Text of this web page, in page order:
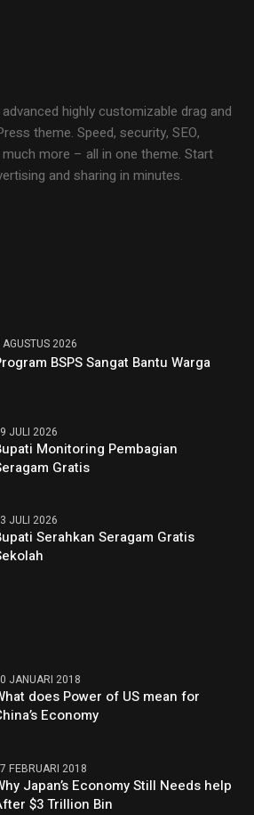
highly customizable drag and
theme. Speed, security, SEO,
more – all in one theme. Start
and sharing in minutes.
AGUSTUS 2026
BSPS Sangat Bantu Warga
JULI 2026
Monitoring Pembagian
Gratis
JULI 2026
Serahkan Seragam Gratis
JANUARI 2018
does Power of US mean for
Economy
FEBRUARI 2018
Japan’s Economy Still Needs help
$3 Trillion Bin